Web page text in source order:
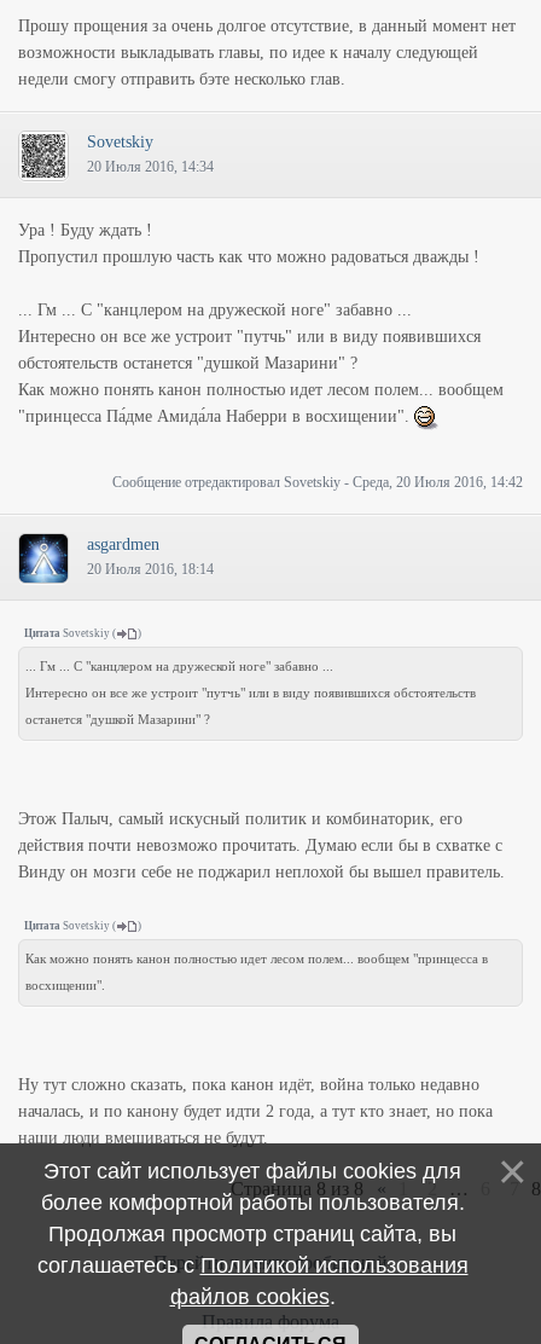
Прошу прощения за очень долгое отсутствие, в данный момент нет
возможности выкладывать главы, по идее к началу следующей
недели смогу отправить бэте несколько глав.
Sovetskiy
20 Июля 2016, 14:34
Ура ! Буду ждать !
Пропустил прошлую часть как что можно радоваться дважды !
... Гм ... С "канцлером на дружеской ноге" забавно ...
Интересно он все же устроит "путчь" или в виду появившихся
обстоятельств останется "душкой Мазарини" ?
Как можно понять канон полностью идет лесом полем... вообщем
"принцесса Па́дме Амида́ла Наберри в восхищении".
Сообщение отредактировал Sovetskiy - Среда, 20 Июля 2016, 14:42
asgardmen
20 Июля 2016, 18:14
Цитата Sovetskiy ( )
... Гм ... С "канцлером на дружеской ноге" забавно ...
Интересно он все же устроит "путчь" или в виду появившихся обстоятельств
останется "душкой Мазарини" ?
Этож Палыч, самый искусный политик и комбинаторик, его
действия почти невозможо прочитать. Думаю если бы в схватке с
Винду он мозги себе не поджарил неплохой бы вышел правитель.
Цитата Sovetskiy ( )
Как можно понять канон полностью идет лесом полем... вообщем "принцесса в
восхищении".
Ну тут сложно сказать, пока канон идёт, война только недавно
началась, и по канону будет идти 2 года, а тут кто знает, но пока
наши люди вмешиваться не будут.
Страница 8 из 8 « 2 … 8
Перейти к ленте сообщений
Правила форума
Этот сайт использует файлы cookies для
более комфортной работы пользователя.
Продолжая просмотр страниц сайта, вы
соглашаетесь сПолитикой использования
файлов cookies.